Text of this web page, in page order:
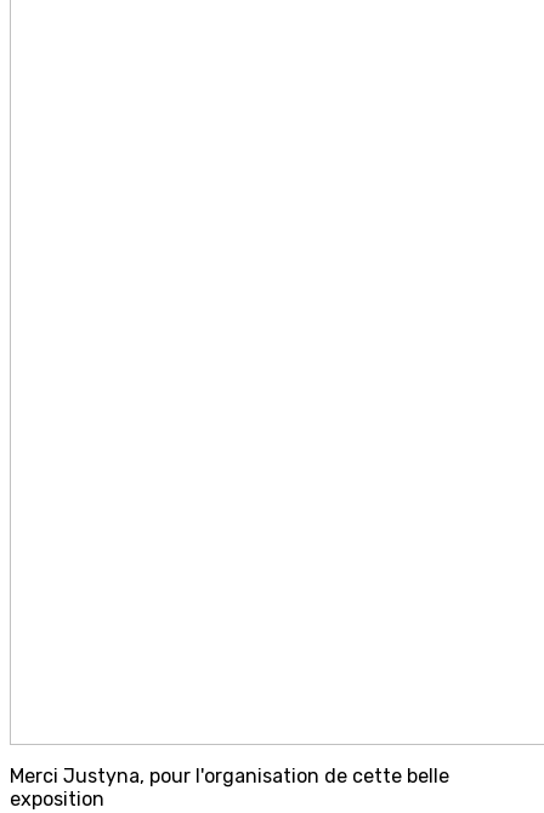
Merci Justyna, pour l'organisation de cette belle
exposition